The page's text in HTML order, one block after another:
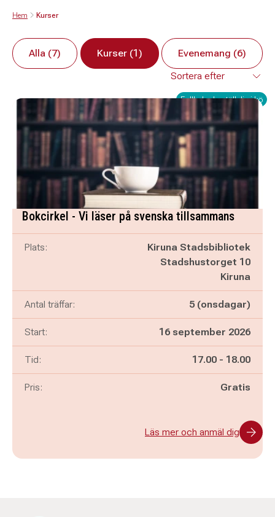
Hem Kurser
Alla (7) Kurser (1) Evenemang (6)
Fullbokad - ställ dig i kö
Bokcirkel - Vi läser på svenska tillsammans
Plats:
Kiruna Stadsbibliotek
Stadshustorget 10
Kiruna
Antal träffar: 5 (onsdagar)
Start: 16 september 2026
Tid: Pågår mellan
17.00 - och
18.00
Pris: Gratis
Läs mer och anmäl dig